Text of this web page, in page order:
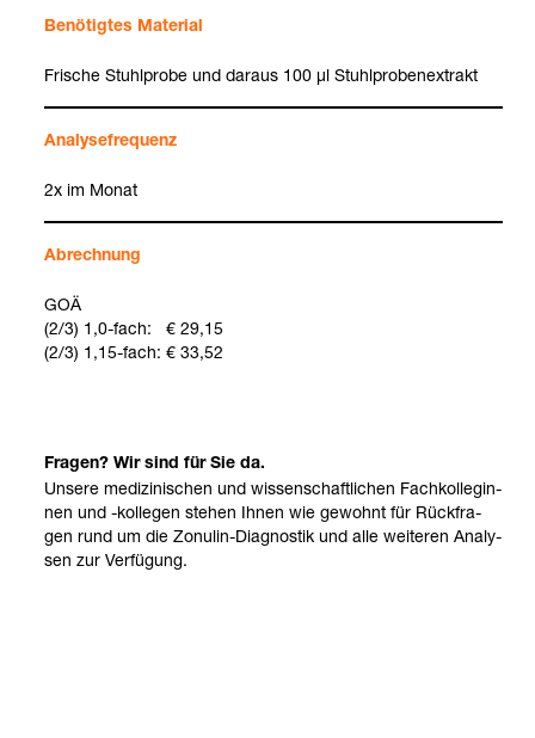
Benö­tig­tes Mate­rial
Fri­sche Stuhl­probe und dar­aus 100 µl Stuhl­pro­ben­ex­trakt
Ana­ly­se­fre­quenz
2x im Monat
Abrech­nung
GOÄ
(2/3) 1,0-​fach: € 29,15
(2/3) 1,15-​fach: € 33,52
Fra­gen? Wir sind für Sie da.
Unsere medi­zi­ni­schen und wis­sen­schaft­li­chen Fach­kol­le­gin­
nen und -​kol­le­gen ste­hen Ihnen wie gewohnt für Rück­fra­
gen rund um die Zonu­lin-​Dia­gnos­tik und alle wei­te­ren Ana­ly­
sen zur Ver­fü­gung.